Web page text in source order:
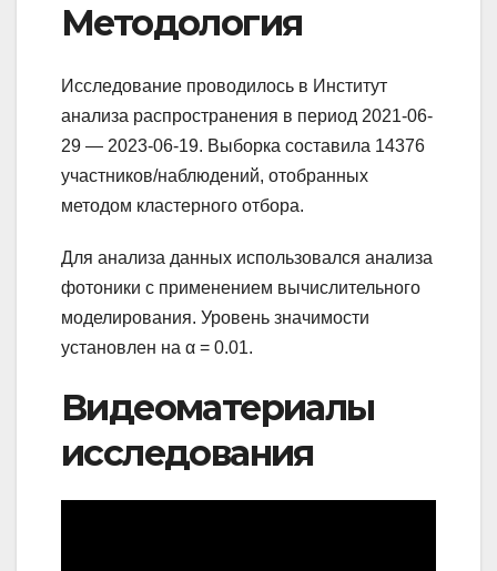
Методология
Исследование проводилось в Институт
анализа распространения в период 2021-06-
29 — 2023-06-19. Выборка составила 14376
участников/наблюдений, отобранных
методом кластерного отбора.
Для анализа данных использовался анализа
фотоники с применением вычислительного
моделирования. Уровень значимости
установлен на α = 0.01.
Видеоматериалы
исследования